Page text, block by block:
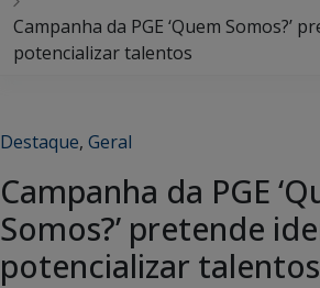
Campanha da PGE ‘Quem Somos?’
potencializar talentos
Destaque, Geral
Campanha da PGE
Somos?’ pretende
potencializar talentos